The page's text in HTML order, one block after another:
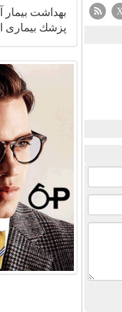
X بهداشت بیمار
پزشك بیماری